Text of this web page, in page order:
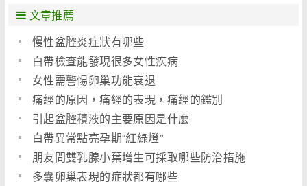
文章推薦
慢性盆腔炎症狀有哪些
白帶檢查能發現很多女性疾病
女性需警惕卵巢功能衰退
痛經的原因，痛經的表現，痛經的鑑別
引起盆腔積液的主要原因是什麼
白帶異常點亮孕期“紅綠燈”
朋友問雙乳腺小葉增生可採取哪些防治措施
多囊卵巢表現的症狀都有哪些